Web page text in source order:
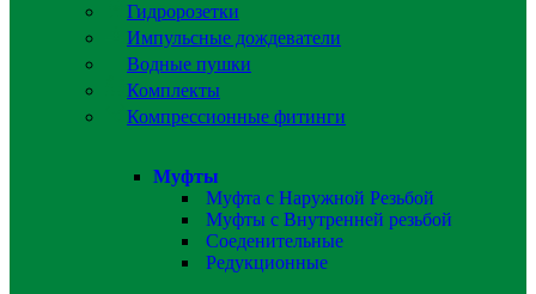
Гидророзетки
Импульсные дождеватели
Водные пушки
Комплекты
Компрессионные фитинги
Муфты
Муфта с Наружной Резьбой
Муфты с Внутренней резьбой
Соеденительные
Редукционные